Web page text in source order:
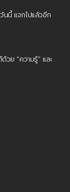
นี้ แจกไปแล้วอีก
วย “ความรู้” และ